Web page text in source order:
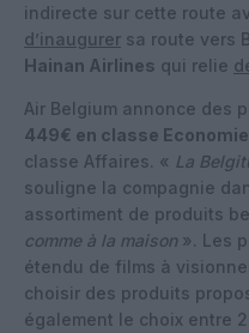
indirecte sur cette route
d’inaugurer sa route vers
Hainan Airlines qui relie
Air Belgium annonce des
449€ en classe Economie
classe Affaires. « La
souligne la compagnie
assortiment de produits
comme à la maison ». Les
étendu de films à
choisir des produits
également le choix entre